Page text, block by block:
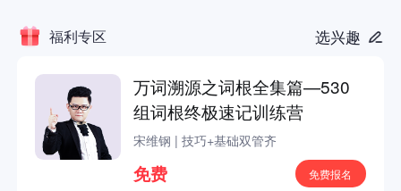
福利专区 选兴趣
万词溯源之词根全集篇—530
组词根终极速记训练营
宋维钢 | 技巧+基础双管齐
免费 免费报名